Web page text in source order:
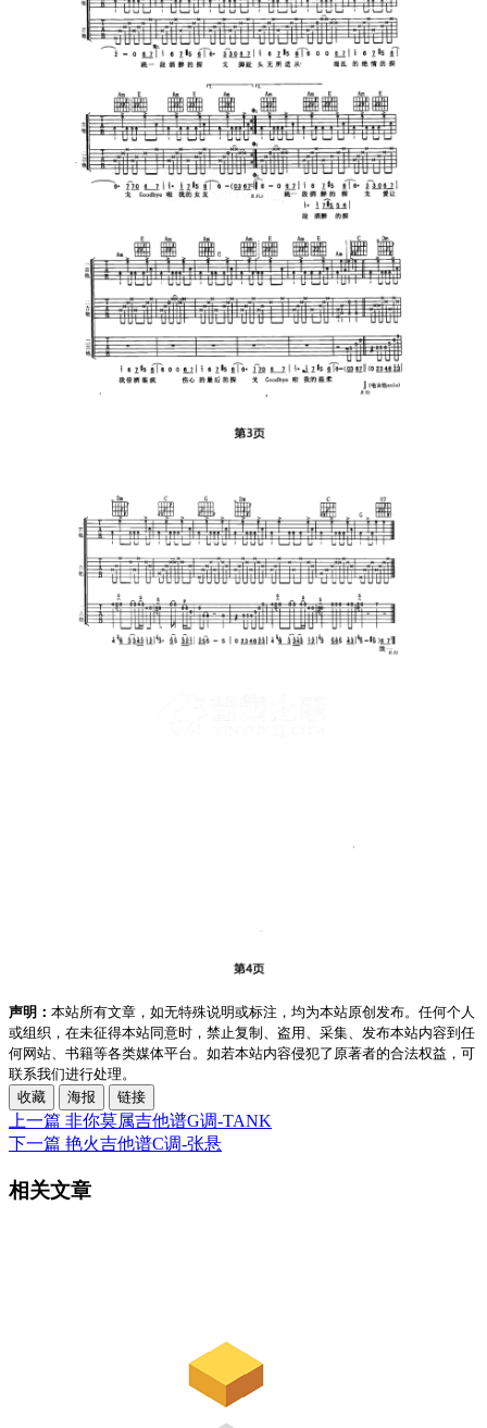
声明： 本站所有文章，如无特殊说明或标注，均为本站原创发布。任何个人
或组织，在未征得本站同意时，禁止复制、盗用、采集、发布本站内容到任
何网站、书籍等各类媒体平台。如若本站内容侵犯了原著者的合法权益，可
联系我们进行处理。
收藏
海报 链接
上一篇 非你莫属吉他谱G调-TANK
下一篇 艳火吉他谱C调-张悬
相关文章